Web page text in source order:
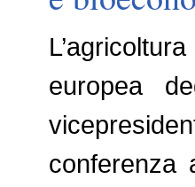
europea
conferenza